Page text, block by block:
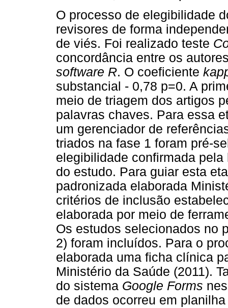
O processo de elegibilidade
revisores de forma
de viés. Foi realizado teste
concordância entre os
software R. O coeficiente
substancial - 0,78 p=0. A
meio de triagem dos artigos
palavras chaves. Para essa
um gerenciador de
triados na fase 1 foram pré-
elegibilidade confirmada
do estudo. Para guiar esta
padronizada elaborada
critérios de inclusão
elaborada por meio de
Os estudos selecionados no
2) foram incluídos. Para o
elaborada uma ficha clínica
Ministério da Saúde (2011).
do sistema Google Forms
de dados ocorreu em